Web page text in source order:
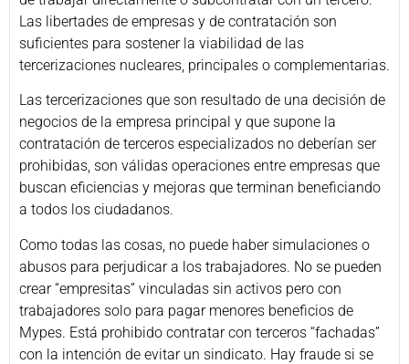
Las libertades de empresas y de contratación son
suficientes para sostener la viabilidad de las
tercerizaciones nucleares, principales o complementarias.
Las tercerizaciones que son resultado de una decisión de
negocios de la empresa principal y que supone la
contratación de terceros especializados no deberían ser
prohibidas, son válidas operaciones entre empresas que
buscan eficiencias y mejoras que terminan beneficiando
a todos los ciudadanos.
Como todas las cosas, no puede haber simulaciones o
abusos para perjudicar a los trabajadores. No se pueden
crear “empresitas” vinculadas sin activos pero con
trabajadores solo para pagar menores beneficios de
Mypes. Está prohibido contratar con terceros “fachadas”
con la intención de evitar un sindicato. Hay fraude si se